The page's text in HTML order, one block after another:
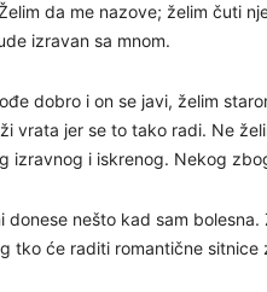
da me nazove; želim čuti
izravan sa mnom.
dobro i on se javi, želim
vrata jer se to tako radi. Ne
izravnog i iskrenog. Nekog
donese nešto kad sam
tko će raditi romantične sitnice